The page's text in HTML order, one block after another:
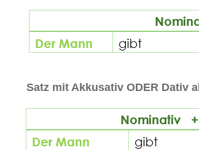
Satz mit Akkusativ ODER Dativ